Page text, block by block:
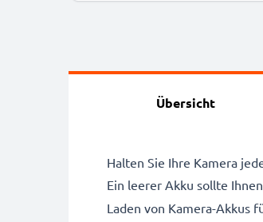
Übersicht
Halten Sie Ihre Kamera
Ein leerer Akku sollte
Laden von Kamera-Akkus